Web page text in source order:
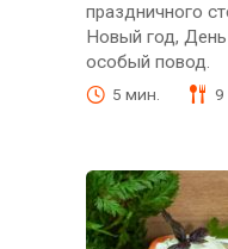
праздничного
Новый год,
особый повод.
5 мин. 9